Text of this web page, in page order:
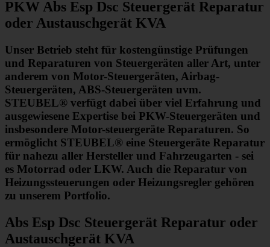
PKW Abs Esp Dsc Steuergerät Reparatur
oder Austauschgerät KVA
Unser Betrieb steht für kostengünstige Prüfungen
und Reparaturen von Steuergeräten aller Art, unter
anderem von Motor-Steuergeräten, Airbag-
Steuergeräten, ABS-Steuergeräten uvm.
STEUBEL® verfügt dabei über viel Erfahrung und
ausgewiesene Expertise bei PKW-Steuergeräten und
insbesondere Motor-steuergeräte Reparaturen. So
ermöglicht STEUBEL® eine Steuergeräte Reparatur
für nahezu aller Hersteller und Fahrzeugarten - sei
es Motorrad oder LKW. Auch die Reparatur von
Heizungssteuerungen oder Heizungsregler gehören
zu unserem Portfolio.
Abs Esp Dsc Steuergerät Reparatur oder
Austauschgerät KVA